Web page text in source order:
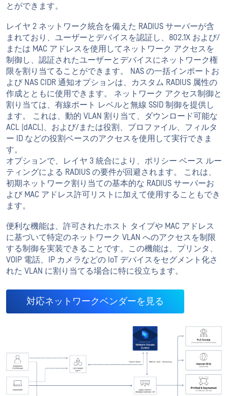
とができます。
レイヤ 2 ネットワーク統合を備えた RADIUS サーバーが含
まれており、ユーザーとデバイスを認証し、802.1X および/
または MAC アドレスを使用してネットワーク アクセスを
制御し、認証されたユーザーとデバイスにネットワーク権
限を割り当てることができます。 NAS の一括インポートお
よび NAS CIDR 通知オプションは、カスタム RADIUS 属性の
作成とともに使用できます。 ネットワーク アクセス制御と
割り当ては、有線ポート レベルと無線 SSID 制御を提供し
ます。 これは、動的 VLAN 割り当て、ダウンロード可能な
ACL (dACL)、および/または役割、プロファイル、フィルタ
ー ID などの役割ベースのアクセスを使用して実行できま
す。
オプションで、レイヤ 3 統合により、ポリシー ベース ルー
ティングによる RADIUS の要件が回避されます。 これは、
初期ネットワーク割り当ての基本的な RADIUS サーバーお
よび MAC アドレス許可リストに加えて使用することもでき
ます。
便利な機能は、許可されたホスト タイプや MAC アドレス
に基づいて特定のネットワーク VLAN へのアクセスを制限
する制御を実装できることです。この機能は、プリンタ、
VOIP 電話、IP カメラなどの IoT デバイスをセグメント化さ
れた VLAN に割り当てる場合に特に役立ちます。
対応ネットワークベンダーを見る